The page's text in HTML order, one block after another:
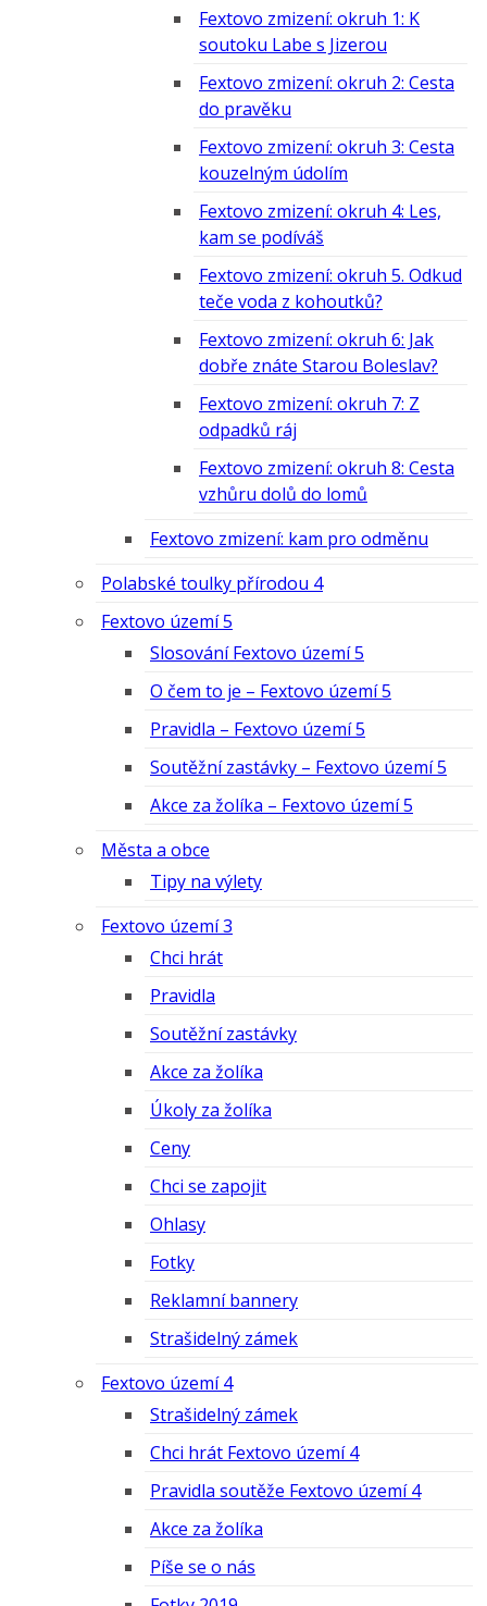
Fextovo zmizení: okruh 1: K
soutoku Labe s Jizerou
Fextovo zmizení: okruh 2: Cesta
do pravěku
Fextovo zmizení: okruh 3: Cesta
kouzelným údolím
Fextovo zmizení: okruh 4: Les,
kam se podíváš
Fextovo zmizení: okruh 5. Odkud
teče voda z kohoutků?
Fextovo zmizení: okruh 6: Jak
dobře znáte Starou Boleslav?
Fextovo zmizení: okruh 7: Z
odpadků ráj
Fextovo zmizení: okruh 8: Cesta
vzhůru dolů do lomů
Fextovo zmizení: kam pro odměnu
Polabské toulky přírodou 4
Fextovo území 5
Slosování Fextovo území 5
O čem to je – Fextovo území 5
Pravidla – Fextovo území 5
Soutěžní zastávky – Fextovo území 5
Akce za žolíka – Fextovo území 5
Města a obce
Tipy na výlety
Fextovo území 3
Chci hrát
Pravidla
Soutěžní zastávky
Akce za žolíka
Úkoly za žolíka
Ceny
Chci se zapojit
Ohlasy
Fotky
Reklamní bannery
Strašidelný zámek
Fextovo území 4
Strašidelný zámek
Chci hrát Fextovo území 4
Pravidla soutěže Fextovo území 4
Akce za žolíka
Píše se o nás